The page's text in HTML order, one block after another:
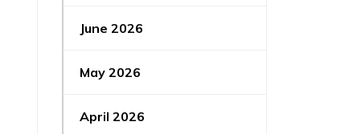
June 2026
May 2026
April 2026